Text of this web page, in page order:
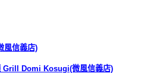
風信義店)
Grill Domi Kosugi(微風信義店)